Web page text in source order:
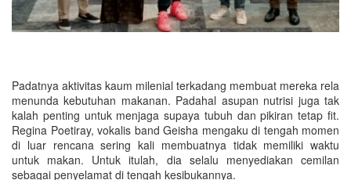
Padatnya aktivitas kaum milenial terkadang membuat mereka rela
menunda kebutuhan makanan. Padahal asupan nutrisi juga tak
kalah penting untuk menjaga supaya tubuh dan pikiran tetap fit.
Regina Poetiray, vokalis band Geisha mengaku di tengah momen
di luar rencana sering kali membuatnya tidak memiliki waktu
untuk makan. Untuk itulah, dia selalu menyediakan cemilan
sebagai penyelamat di tengah kesibukannya.